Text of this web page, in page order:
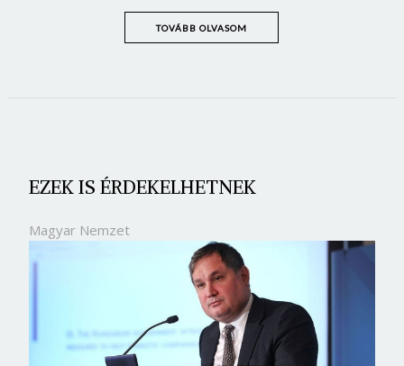
TOVÁBB OLVASOM
EZEK IS ÉRDEKELHETNEK
Magyar Nemzet